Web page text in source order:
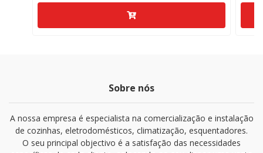
Sobre nós
A nossa empresa é especialista na comercialização e instalação
de cozinhas, eletrodomésticos, climatização, esquentadores.
O seu principal objectivo é a satisfação das necessidades